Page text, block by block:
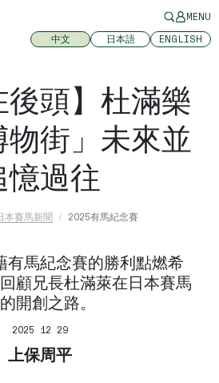
MENU
中文 日本語 ENGLISH
後頭】杜滿樂
街」未來並
憶過往
本賽馬新聞 2025有馬紀念賽
有馬紀念賽的勝利點燃希
顧兄長杜滿萊在日本賽馬
開創之路。
2025 12 29
上保周平